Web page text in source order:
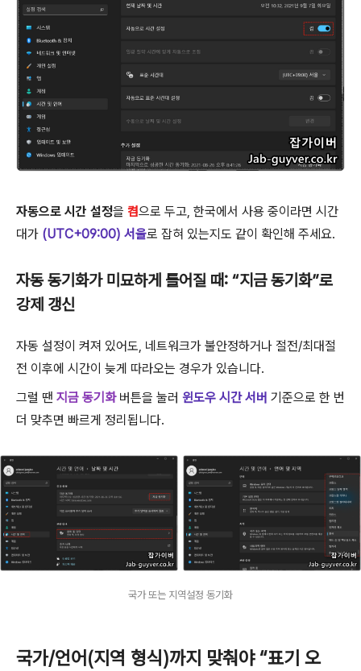
자동으로 시간 설정을 켬으로 두고, 한국에서 사용 중이라면 시간
대가 (UTC+09:00) 서울로 잡혀 있는지도 같이 확인해 주세요.
자동 동기화가 미묘하게 틀어질 때: “지금 동기화”로
강제 갱신
자동 설정이 켜져 있어도, 네트워크가 불안정하거나 절전/최대절
전 이후에 시간이 늦게 따라오는 경우가 있습니다.
그럴 땐 지금 동기화버튼을 눌러 윈도우 시간 서버 기준으로 한 번
더 맞추면 빠르게 정리됩니다.
국가 또는 지역설정 동기화
국가/언어(지역 형식)까지 맞춰야 “표기 오